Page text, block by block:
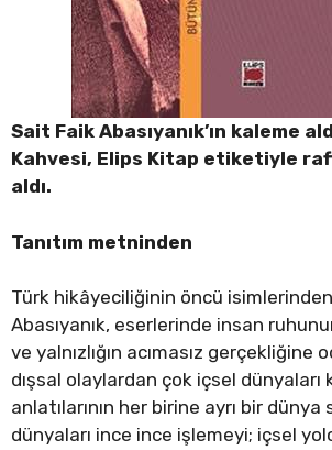
Sait Faik Abasıyanık’ın kaleme
Kahvesi, Elips Kitap etiketiyle
aldı.
Tanıtım metninden
Türk hikâyeciliğinin öncü
Abasıyanık, eserlerinde insan
ve yalnızlığın acımasız gerçekliğine
dışsal olaylardan çok içsel dünyaları
anlatılarının her birine ayrı bir dünya
dünyaları ince ince işlemeyi; içsel